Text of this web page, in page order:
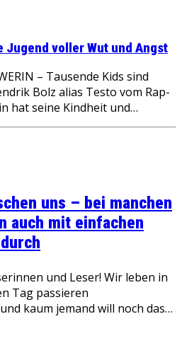
voller Wut und Angst
– Tausende Kids sind
Bolz alias Testo vom Rap-
hat seine Kindheit und…
uns – bei manchen
auch mit einfachen
und Leser! Wir leben in
Tag passieren
kaum jemand will noch das…